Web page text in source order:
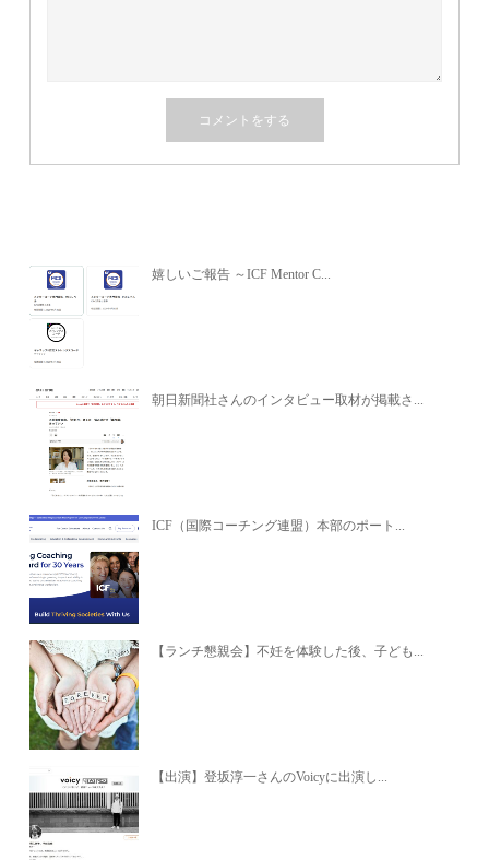
嬉しいご報告 ～ICF Mentor C...
朝日新聞社さんのインタビュー取材が掲載さ...
ICF（国際コーチング連盟）本部のポート...
【ランチ懇親会】不妊を体験した後、子ども...
【出演】登坂淳一さんのVoicyに出演し...